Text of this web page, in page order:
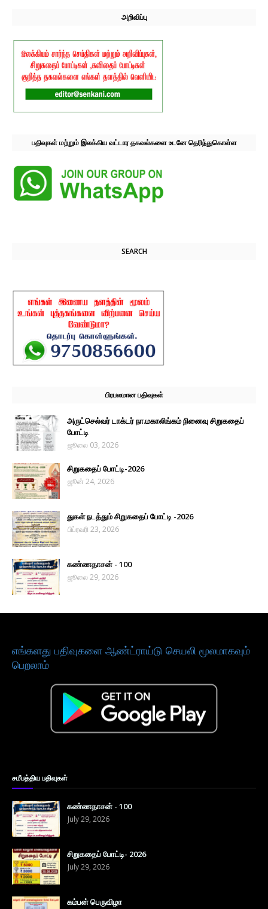
அறிவிப்பு
பதிவுகள் மற்றும் இலக்கிய வட்டார தகவல்களை உடனே தெரிந்துகொள்ள
SEARCH
பிரபலமான பதிவுகள்
அருட்செல்வர் டாக்டர் நா.மகாலிங்கம் நினைவு சிறுகதைப்
போட்டி
ஜூலை 03, 2026
சிறுகதைப் போட்டி-2026
ஜூன் 24, 2026
துகள் நடத்தும் சிறுகதைப் போட்டி -2026
பிப்ரவரி 23, 2026
கண்ணதாசன் - 100
ஜூலை 29, 2026
எங்களது பதிவுகளை ஆண்ட்ராய்டு செயலி மூலமாகவும்
பெறலாம்
சமீபத்திய பதிவுகள்
கண்ணதாசன் - 100
July 29, 2026
சிறுகதைப் போட்டி- 2026
July 29, 2026
கம்பன் பெருவிழா